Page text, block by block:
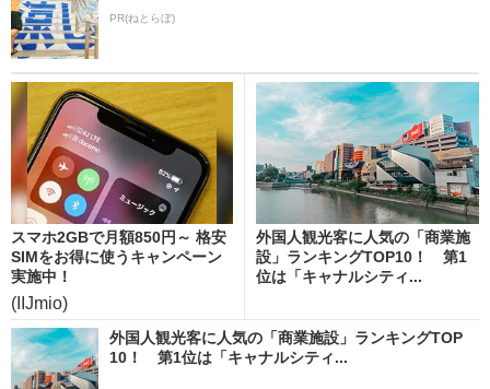
PR(ねとらぼ)
スマホ2GBで月額850円～ 格安
SIMをお得に使うキャンペーン
実施中！
(IIJmio)
外国人観光客に人気の「商業施
設」ランキングTOP10！ 第1
位は「キャナルシティ...
外国人観光客に人気の「商業施設」ランキングTOP
10！ 第1位は「キャナルシティ...